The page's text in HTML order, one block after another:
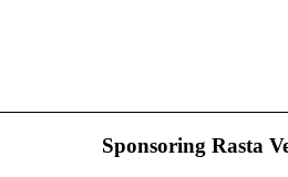
Sponsoring Rasta